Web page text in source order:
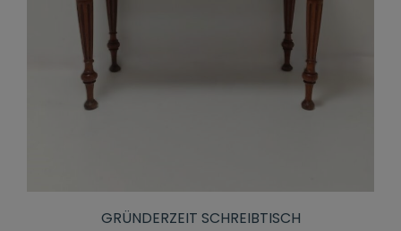
GRÜNDERZEIT SCHREIBTISCH